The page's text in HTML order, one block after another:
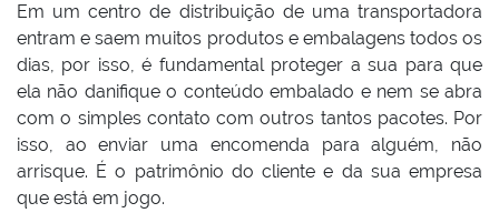
Em um centro de distribuição de uma transportadora
entram e saem muitos produtos e embalagens todos os
dias, por isso, é fundamental proteger a sua para que
ela não danifique o conteúdo embalado e nem se abra
com o simples contato com outros tantos pacotes. Por
isso, ao enviar uma encomenda para alguém, não
arrisque. É o patrimônio do cliente e da sua empresa
que está em jogo.